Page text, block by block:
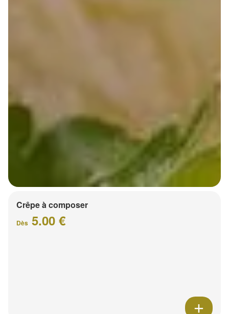
Crêpe à composer
Dès 5.00 €